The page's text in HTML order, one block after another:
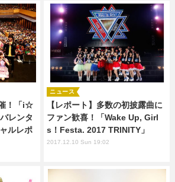
！「i☆
レンタ
ルレポ
【レポート】多数の初披露曲に
ファン歓喜！「Wake Up, Girl
s！Festa. 2017 TRINITY」
ニュース
2017.12.10 Sun 19:02